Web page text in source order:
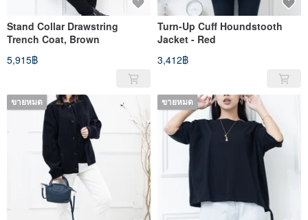
Stand Collar Drawstring
Trench Coat, Brown
5,915฿
Turn-Up Cuff Houndstooth
Jacket - Red
3,412฿
ขายหมด ขายหมด